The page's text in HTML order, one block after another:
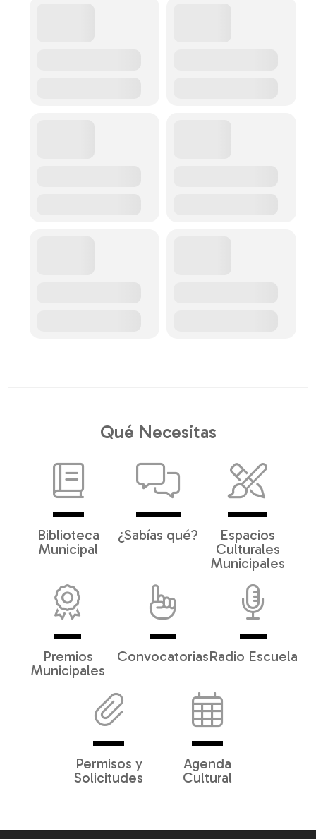
Qué Necesitas
Biblioteca
Municipal
¿Sabías qué?
Espacios
Culturales
Municipales
Premios
Municipales
ConvocatoriasRadio Escuela
Permisos y
Solicitudes
Agenda
Cultural